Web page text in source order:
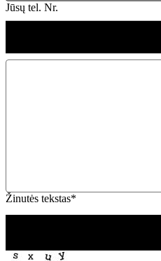
Jūsų tel. Nr.
Žinutės tekstas*